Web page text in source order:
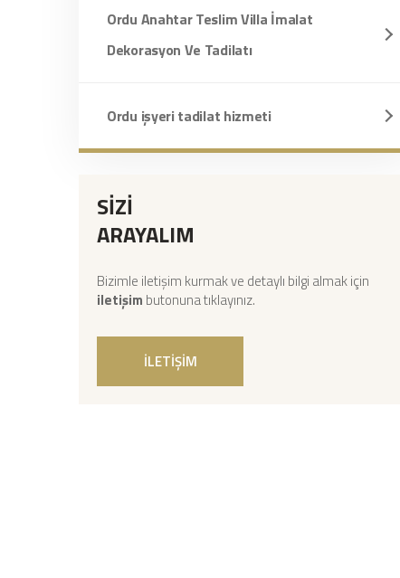
Ordu Anahtar Teslim Villa İmalat
Dekorasyon Ve Tadilatı
Ordu işyeri tadilat hizmeti
SİZİ
ARAYALIM
Bizimle iletişim kurmak ve detaylı bilgi almak için
iletişim butonuna tıklayınız.
İLETİŞİM